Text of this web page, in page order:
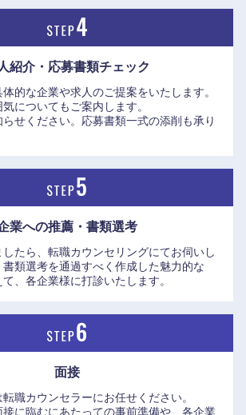
紹介・応募書類チェック
的な企業や求人のご提案をいたします。
についてもご案内します。
せください。応募書類一式の添削も承り
業への推薦・書類選考
たら、転職カウンセリングにてお伺いし
類選考を通過すべく作成した魅力的な
て、各企業様に打診いたします。
面接
職カウンセラーにお任せください。
接に臨むにあたっての事前準備や、各企業
国地方
島根県
愛媛県